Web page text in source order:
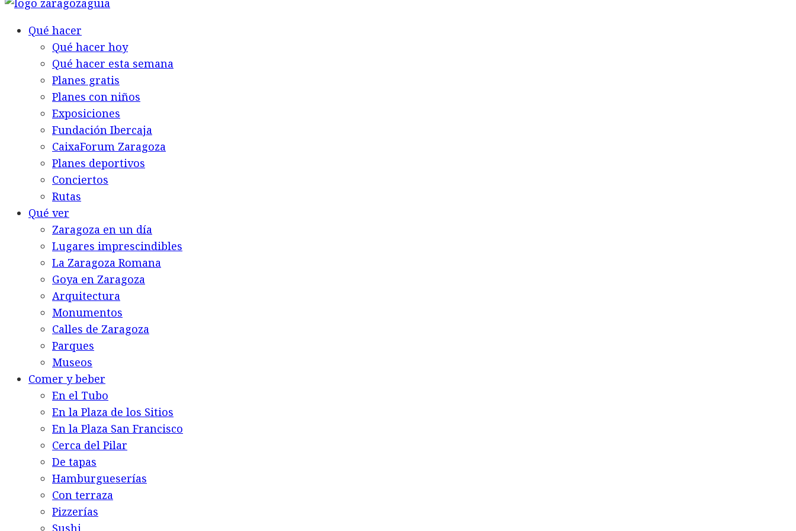
Qué hacer
Qué hacer hoy
Qué hacer esta semana
Planes gratis
Planes con niños
Exposiciones
Fundación Ibercaja
CaixaForum Zaragoza
Planes deportivos
Conciertos
Rutas
Qué ver
Zaragoza en un día
Lugares imprescindibles
La Zaragoza Romana
Goya en Zaragoza
Arquitectura
Monumentos
Calles de Zaragoza
Parques
Museos
Comer y beber
En el Tubo
En la Plaza de los Sitios
En la Plaza San Francisco
Cerca del Pilar
De tapas
Hamburgueserías
Con terraza
Pizzerías
Sushi